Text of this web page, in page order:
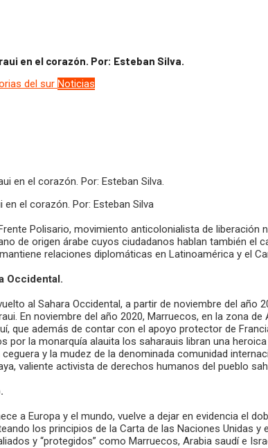
en el corazón. Por: Esteban Silva.
del sur Noticias
el corazón. Por: Esteban Silva
Polisario, movimiento anticolonialista de
de origen árabe cuyos ciudadanos hablan también
relaciones diplomáticas en Latinoamérica y el
Occidental.
al Sahara Occidental, a partir de noviembre del
En noviembre del año 2020, Marruecos, en la zona
que además de contar con el apoyo protector de
por la monarquía alauita los saharauis libran una
y la mudez de la denominada comunidad
valiente activista de derechos humanos del pueblo
a Europa y el mundo, vuelve a dejar en evidencia
los principios de la Carta de las Naciones
y “protegidos” como Marruecos, Arabia saudí e